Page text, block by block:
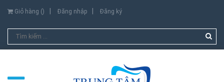
Giỏ hàng () Đăng nhập Đăng ký